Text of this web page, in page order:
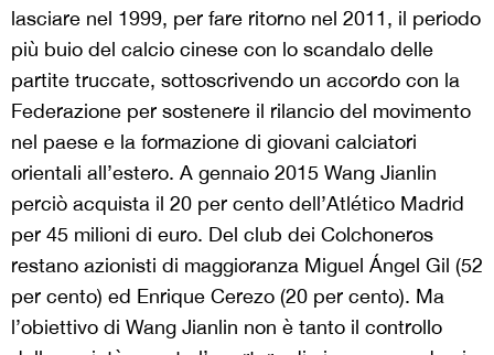
lasciare nel 1999, per fare ritorno nel 2011, il periodo
più buio del calcio cinese con lo scandalo delle
partite truccate, sottoscrivendo un accordo con la
Federazione per sostenere il rilancio del movimento
nel paese e la formazione di giovani calciatori
orientali all’estero. A gennaio 2015 Wang Jianlin
perciò acquista il 20 per cento dell’Atlético Madrid
per 45 milioni di euro. Del club dei Colchoneros
restano azionisti di maggioranza Miguel Ángel Gil (52
per cento) ed Enrique Cerezo (20 per cento). Ma
l’obiettivo di Wang Jianlin non è tanto il controllo